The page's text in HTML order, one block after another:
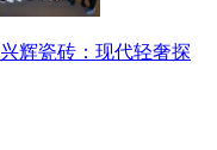
兴辉瓷砖：现代轻奢探